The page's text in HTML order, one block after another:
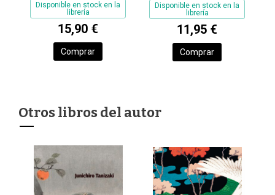
Disponible en stock en la
librería
15,90 €
Comprar
Disponible en stock en la
librería
11,95 €
Comprar
Otros libros del autor